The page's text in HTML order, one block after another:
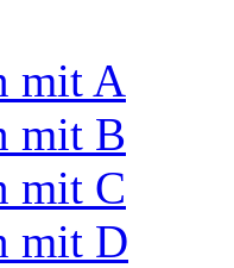
mit A
mit B
mit C
mit D